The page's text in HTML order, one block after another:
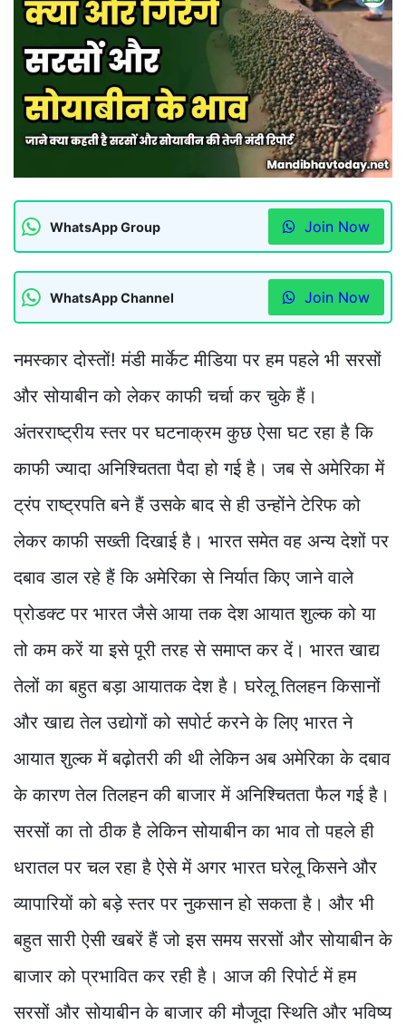
WhatsApp Group Join Now
WhatsApp Channel Join Now
नमस्कार दोस्तों! मंडी मार्केट मीडिया पर हम पहले भी सरसों
और सोयाबीन को लेकर काफी चर्चा कर चुके हैं।
अंतरराष्ट्रीय स्तर पर घटनाक्रम कुछ ऐसा घट रहा है कि
काफी ज्यादा अनिश्चितता पैदा हो गई है। जब से अमेरिका में
ट्रंप राष्ट्रपति बने हैं उसके बाद से ही उन्होंने टेरिफ को
लेकर काफी सख्ती दिखाई है। भारत समेत वह अन्य देशों पर
दबाव डाल रहे हैं कि अमेरिका से निर्यात किए जाने वाले
प्रोडक्ट पर भारत जैसे आया तक देश आयात शुल्क को या
तो कम करें या इसे पूरी तरह से समाप्त कर दें। भारत खाद्य
तेलों का बहुत बड़ा आयातक देश है। घरेलू तिलहन किसानों
और खाद्य तेल उद्योगों को सपोर्ट करने के लिए भारत ने
आयात शुल्क में बढ़ोतरी की थी लेकिन अब अमेरिका के दबाव
के कारण तेल तिलहन की बाजार में अनिश्चितता फैल गई है।
सरसों का तो ठीक है लेकिन सोयाबीन का भाव तो पहले ही
धरातल पर चल रहा है ऐसे में अगर भारत घरेलू किसने और
व्यापारियों को बड़े स्तर पर नुकसान हो सकता है। और भी
बहुत सारी ऐसी खबरें हैं जो इस समय सरसों और सोयाबीन के
बाजार को प्रभावित कर रही है। आज की रिपोर्ट में हम
सरसों और सोयाबीन के बाजार की मौजूदा स्थिति और भविष्य